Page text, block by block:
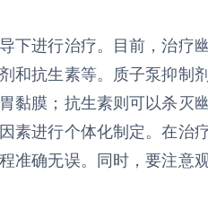
下进行治疗。目前，治疗
和抗生素等。质子泵抑制
黏膜；抗生素则可以杀灭
素进行个体化制定。在治
准确无误。同时，要注意